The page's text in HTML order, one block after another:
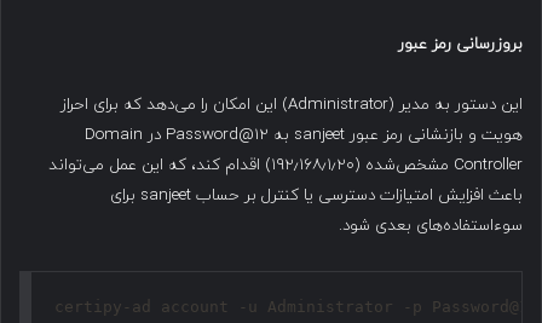
بروزرسانی رمز عبور
این دستور به مدیر (Administrator) این امکان را می‌دهد که برای احراز
هویت و بازنشانی رمز عبور sanjeet به Password@12 در Domain
Controller مشخص‌شده (۱۹۲٫۱۶۸٫۱٫۲۰) اقدام کند، که این عمل می‌تواند
باعث افزایش امتیازات دسترسی یا کنترل بر حساب sanjeet برای
سوءاستفاده‌های بعدی شود.
certipy-ad account -u Administrator -p